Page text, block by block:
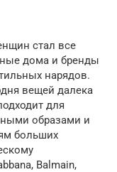
стал все
дома и бренды
нарядов.
вещей далека
для
образами и
больших
Balmain,